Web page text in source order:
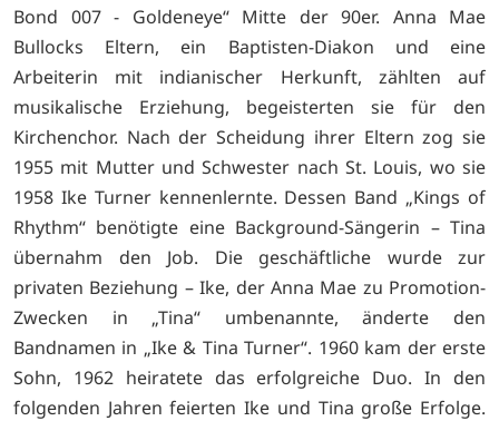
Bond 007 - Goldeneye“ Mitte der 90er. Anna Mae
Bullocks Eltern, ein Baptisten-Diakon und eine
Arbeiterin mit indianischer Herkunft, zählten auf
musikalische Erziehung, begeisterten sie für den
Kirchenchor. Nach der Scheidung ihrer Eltern zog sie
1955 mit Mutter und Schwester nach St. Louis, wo sie
1958 Ike Turner kennenlernte. Dessen Band „Kings of
Rhythm“ benötigte eine Background-Sängerin – Tina
übernahm den Job. Die geschäftliche wurde zur
privaten Beziehung – Ike, der Anna Mae zu Promotion-
Zwecken in „Tina“ umbenannte, änderte den
Bandnamen in „Ike & Tina Turner“. 1960 kam der erste
Sohn, 1962 heiratete das erfolgreiche Duo. In den
folgenden Jahren feierten Ike und Tina große Erfolge.